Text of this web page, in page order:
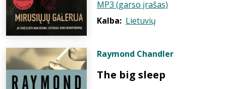
MP3 (garso įrašas)
Kalba: Lietuvių
Raymond Chandler
The big sleep